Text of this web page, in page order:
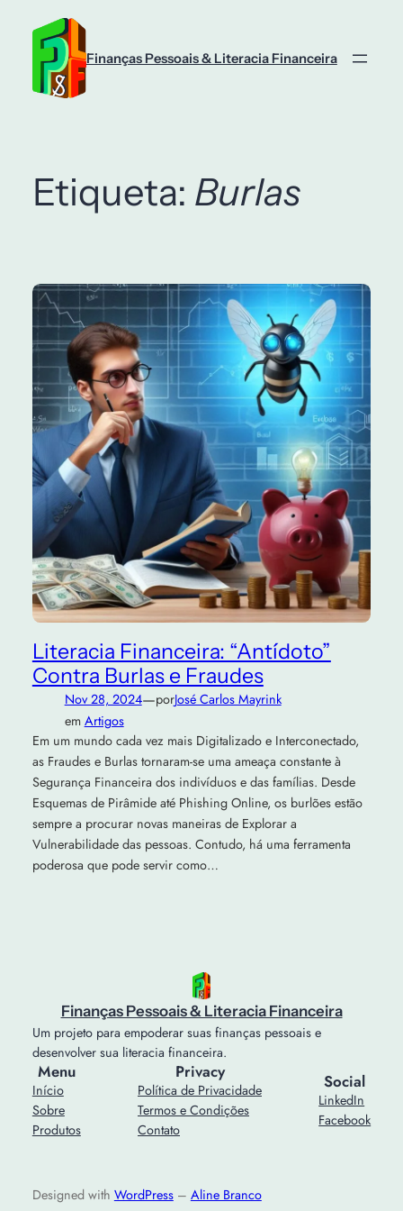
conteúdo
Finanças Pessoais & Literacia Financeira
Etiqueta: Burlas
Literacia Financeira: “Antídoto”
Contra Burlas e Fraudes
Nov 28, 2024—porJosé Carlos Mayrink
em Artigos
Em um mundo cada vez mais Digitalizado e Interconectado,
as Fraudes e Burlas tornaram-se uma ameaça constante à
Segurança Financeira dos indivíduos e das famílias. Desde
Esquemas de Pirâmide até Phishing Online, os burlões estão
sempre a procurar novas maneiras de Explorar a
Vulnerabilidade das pessoas. Contudo, há uma ferramenta
poderosa que pode servir como…
Finanças Pessoais & Literacia Financeira
Um projeto para empoderar suas finanças pessoais e
desenvolver sua literacia financeira.
Menu
Início
Sobre
Produtos
Privacy
Política de Privacidade
Termos e Condições
Contato
Social
LinkedIn
Facebook
Designed with WordPress– Aline Branco